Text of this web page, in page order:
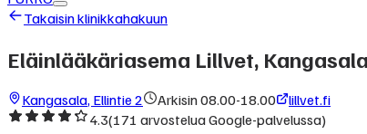
Takaisin klinikkahakuun
Eläinlääkäriasema Lillvet, Kangasala
Kangasala, Ellintie 2 Arkisin 08.00-18.00
lillvet.fi
4.3(171 arvostelua Google-palvelussa)